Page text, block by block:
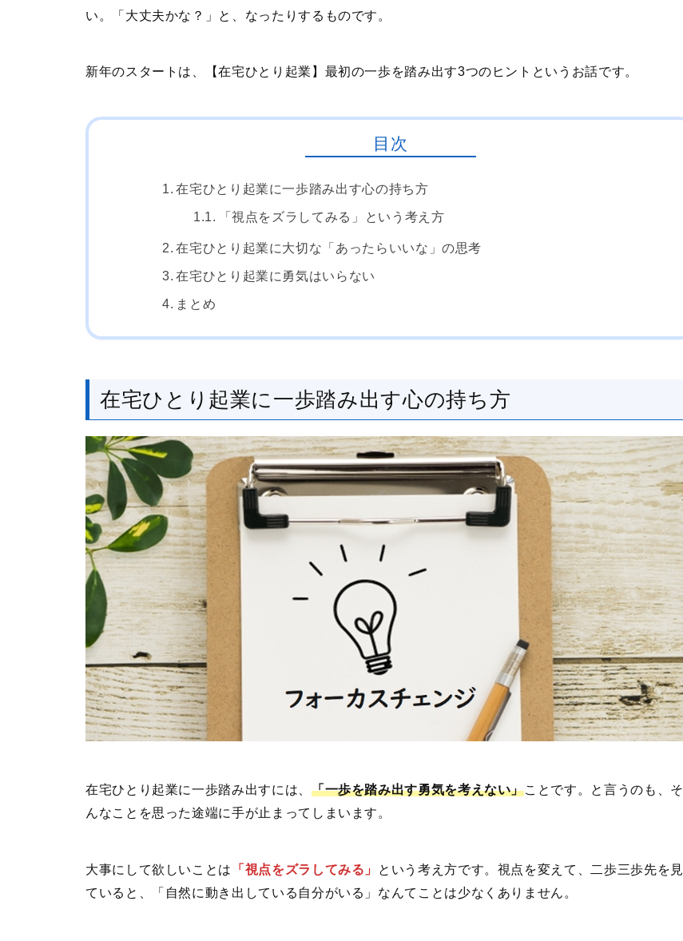
い。「大丈夫かな？」と、なったりするものです。
新年のスタートは、【在宅ひとり起業】最初の一歩を踏み出す3つのヒントというお話です。
目次
在宅ひとり起業に一歩踏み出す心の持ち方
「視点をズラしてみる」という考え方
在宅ひとり起業に大切な「あったらいいな」の思考
在宅ひとり起業に勇気はいらない
まとめ
在宅ひとり起業に一歩踏み出す心の持ち方
在宅ひとり起業に一歩踏み出すには、 「一歩を踏み出す勇気を考えない」ことです。と言うのも、そ
んなことを思った途端に手が止まってしまいます。
大事にして欲しいことは 「視点をズラしてみる」
という考え方です。視点を変えて、二歩三歩先を見
ていると、「自然に動き出している自分がいる」なんてことは少なくありません。